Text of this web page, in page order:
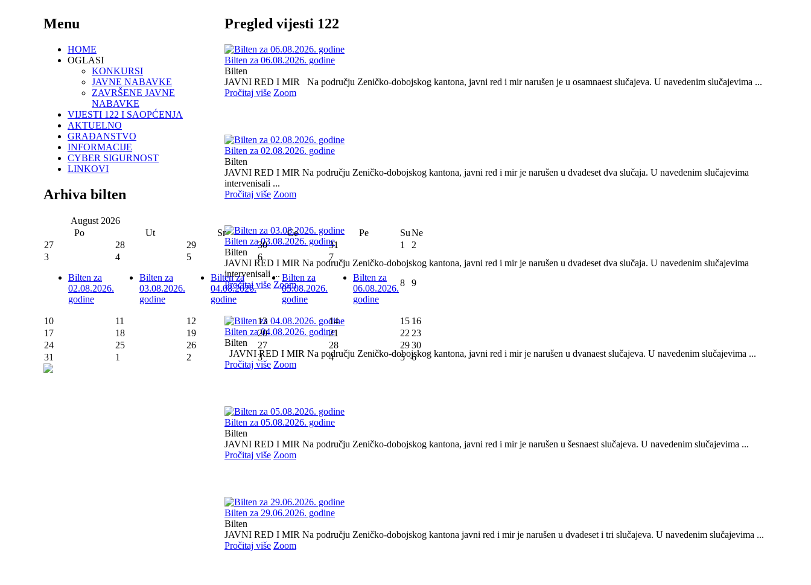
Pregled vijesti 122
Bilten za 06.08.2026. godine
Bilten
JAVNI RED I MIR Na području Zeničko-dobojskog kantona, javni red i mir narušen je u osamnaest slučajeva. U navedenim slučajevima ...
Pročitaj više Zoom
Bilten za 02.08.2026. godine
Bilten
JAVNI RED I MIR Na području Zeničko-dobojskog kantona, javni red i mir je narušen u dvadeset dva slučaja. U navedenim slučajevima
intervenisali ...
Pročitaj više Zoom
Bilten za 03.08.2026. godine
Bilten
JAVNI RED I MIR Na području Zeničko-dobojskog kantona, javni red i mir je narušen u dvadeset dva slučaja. U navedenim slučajevima
intervenisali ...
Pročitaj više Zoom
Bilten za 04.08.2026. godine
Bilten
JAVNI RED I MIR Na području Zeničko-dobojskog kantona, javni red i mir je narušen u dvanaest slučajeva. U navedenim slučajevima ...
Pročitaj više Zoom
Bilten za 05.08.2026. godine
Bilten
JAVNI RED I MIR Na području Zeničko-dobojskog kantona, javni red i mir je narušen u šesnaest slučajeva. U navedenim slučajevima ...
Pročitaj više Zoom
Bilten za 29.06.2026. godine
Bilten
JAVNI RED I MIR Na području Zeničko-dobojskog kantona javni red i mir je narušen u dvadeset i tri slučajeva. U navedenim slučajevima ...
Pročitaj više Zoom
Menu
HOME
OGLASI
KONKURSI
JAVNE NABAVKE
ZAVRŠENE JAVNE
NABAVKE
VIJESTI 122 I SAOPĆENJA
AKTUELNO
GRAĐANSTVO
INFORMACIJE
CYBER SIGURNOST
LINKOVI
Arhiva bilten
August 2026
Po
Ut Sr Ce Pe SuNe
27
28 29 30 31 1
2
3
Bilten za
02.08.2026.
godine
4
Bilten za
03.08.2026.
godine
5
Bilten za
04.08.2026.
godine
6
Bilten za
05.08.2026.
godine
7
Bilten za
06.08.2026.
godine
8 9
10 11 12 13 14 15 16
17
18 19 20 21 22 23
24
25 26 27 28 2930
31
1 2 3 4 5 6